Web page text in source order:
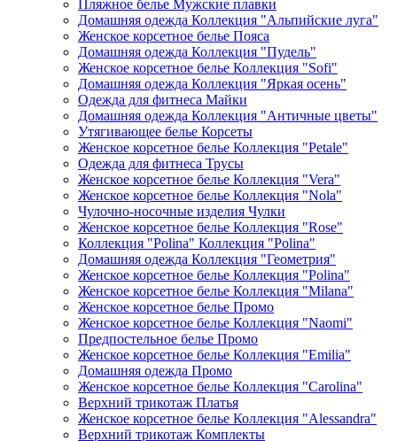
Пляжное белье Мужские плавки
Домашняя одежда Коллекция "Альпийские луга"
Женское корсетное белье Пояса
Домашняя одежда Коллекция "Пудель"
Женское корсетное белье Коллекция "Sofi"
Домашняя одежда Коллекция "Яркая осень"
Одежда для фитнеса Майки
Домашняя одежда Коллекция "Античные цветы"
Утягивающее белье Корсеты
Женское корсетное белье Коллекция "Petale"
Одежда для фитнеса Трусы
Женское корсетное белье Коллекция "Vera"
Женское корсетное белье Коллекция "Nola"
Чулочно-носочные изделия Чулки
Женское корсетное белье Коллекция "Rose"
Коллекция "Polina" Коллекция "Polina"
Домашняя одежда Коллекция "Геометрия"
Женское корсетное белье Коллекция "Polina"
Женское корсетное белье Коллекция "Milana"
Женское корсетное белье Промо
Женское корсетное белье Коллекция "Naomi"
Предпостельное белье Промо
Женское корсетное белье Коллекция "Emilia"
Домашняя одежда Промо
Женское корсетное белье Коллекция "Carolina"
Верхний трикотаж Платья
Женское корсетное белье Коллекция "Alessandra"
Верхний трикотаж Комплекты